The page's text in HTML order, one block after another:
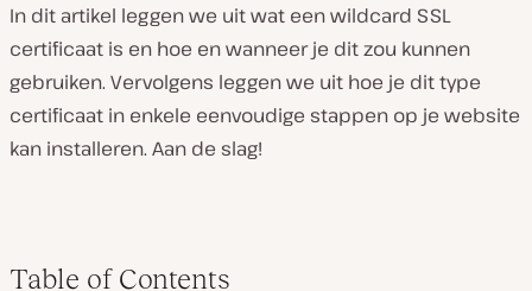
In dit artikel leggen we uit wat een wildcard SSL
certificaat is en hoe en wanneer je dit zou kunnen
gebruiken. Vervolgens leggen we uit hoe je dit type
certificaat in enkele eenvoudige stappen op je website
kan installeren. Aan de slag!
Table of Contents